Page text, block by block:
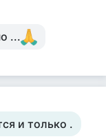
...
и только .